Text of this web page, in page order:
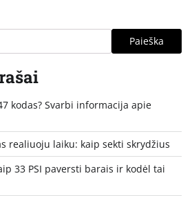
Paieška
kodas? Svarbi informacija apie
realiuoju laiku: kaip sekti skrydžius
33 PSI paversti barais ir kodėl tai